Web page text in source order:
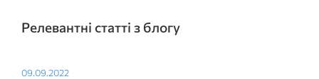
Релевантні статті з блогу
09.09.2022